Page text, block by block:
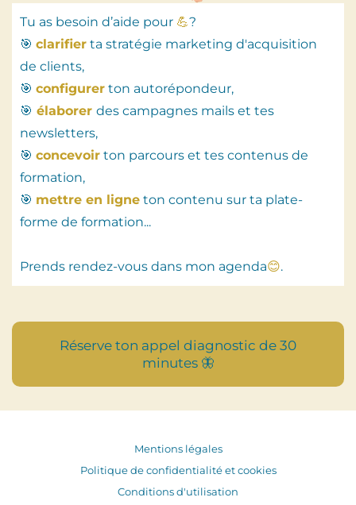
Tu as besoin d’aide pour 💪?
🎯 clarifier ta stratégie marketing d'acquisition
de clients,
🎯 configurer ton autorépondeur,
🎯 élaborer des campagnes mails et tes
newsletters,
🎯 concevoir ton parcours et tes contenus de
formation,
🎯 mettre en ligne ton contenu sur ta plate-
forme de formation...
Prends rendez-vous dans mon agenda😊.
Réserve ton appel diagnostic de 30
minutes 🦋
Mentions légales
Politique de confidentialité et cookies
Conditions d'utilisation